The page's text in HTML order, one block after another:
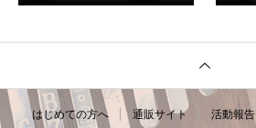
はじめての方へ 通販サイト 活動報告